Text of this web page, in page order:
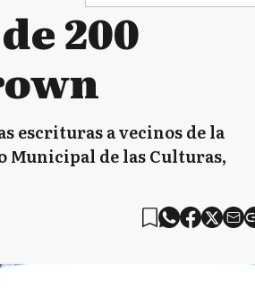
200
escrituras a vecinos de la
Municipal de las Culturas,